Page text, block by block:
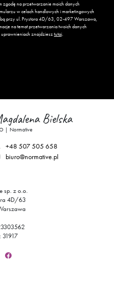
zgodę na przetwarzanie moich danych
w celach handlowych i marketingowych
przy ul. Prystora 4D/63, 02-497 Warszawa,
na temat przetwarzania twoich danych
znajdziesztutaj.
Bielska
| Normative
+48 507 505 658
biuro@normative.pl
sp. z o.o.
4D/63
3303562
31917